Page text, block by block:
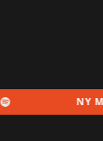
NY MUSIK